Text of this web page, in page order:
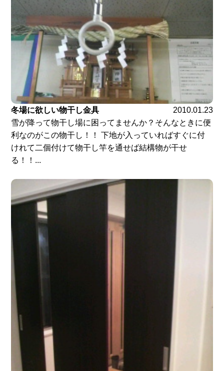
冬場に欲しい物干し金具
2010.01.23
雪が降って物干し場に困ってませんか？そんなときに便
利なのがこの物干し！！ 下地が入っていればすぐに付
けれて二個付けて物干し竿を通せば結構物が干せ
る！！...